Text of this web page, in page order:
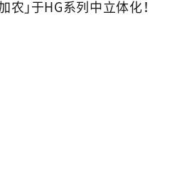
」于HG系列中立体化！